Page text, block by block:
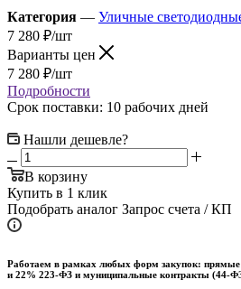
Категория — Уличные
7 280 ₽/шт
Варианты цен
7 280 ₽/шт
Подробности
Срок поставки: 10 рабочих дней
Нашли дешевле?
В корзину
Купить в 1 клик
Подобрать аналог Запрос счета / КП
Работаем в рамках любых форм закупок:
и 22% 223-ФЗ и муниципальные контракты (44-